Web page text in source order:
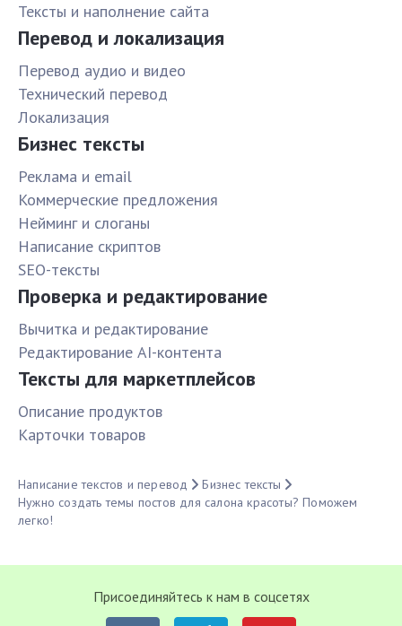
Тексты и наполнение сайта
Перевод и локализация
Перевод аудио и видео
Технический перевод
Локализация
Бизнес тексты
Реклама и email
Коммерческие предложения
Нейминг и слоганы
Написание скриптов
SEO-тексты
Проверка и редактирование
Вычитка и редактирование
Редактирование AI-контента
Тексты для маркетплейсов
Описание продуктов
Карточки товаров
Написание текстов и перевод
Бизнес тексты
Нужно создать темы постов для салона красоты? Поможем
легко!
Присоединяйтесь к нам в соцсетях